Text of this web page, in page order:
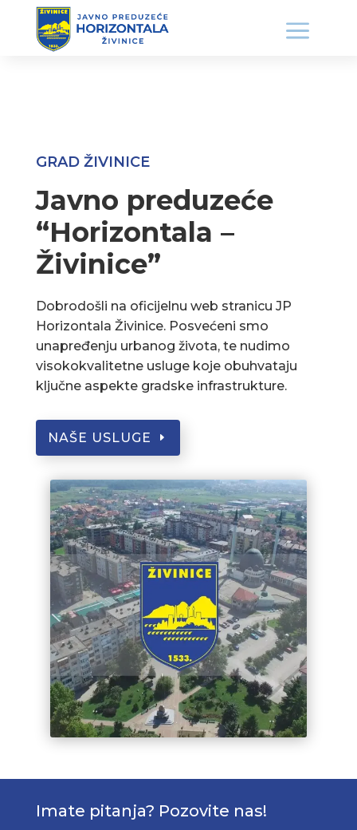
GRAD ŽIVINICE
Javno preduzeće
“Horizontala –
Živinice”
Dobrodošli na oficijelnu web stranicu JP
Horizontala Živinice. Posvećeni smo
unapređenju urbanog života, te nudimo
visokokvalitetne usluge koje obuhvataju
ključne aspekte gradske infrastrukture.
NAŠE USLUGE
Imate pitanja? Pozovite nas!